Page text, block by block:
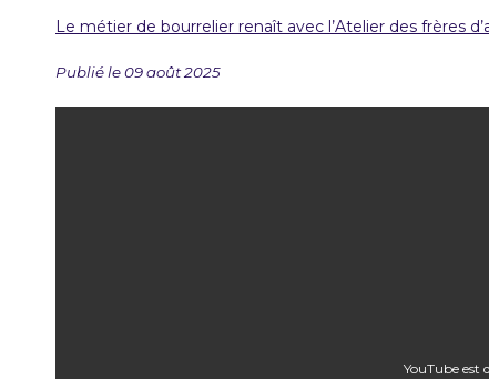
Le métier de bourrelier renaît avec l’Atelier des frères
Publié le 09 août 2025
YouTube est